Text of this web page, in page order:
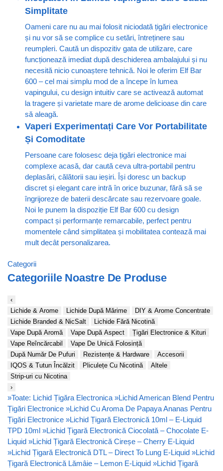
Simplitate
Oameni care nu au mai folosit niciodată țigări electronice
și nu vor să se complice cu setări, întreținere sau
reumpleri. Caută un dispozitiv gata de utilizare, care
funcționează imediat după deschiderea ambalajului și nu
necesită nicio cunoaștere tehnică. Noi le oferim Elf Bar
600 – cel mai simplu mod de a începe în lumea
vapingului, cu design intuitiv care se activează automat
la tragere și varietate mare de arome delicioase din care
să aleagă.
Vaperi Experimentați Care Vor Portabilitate
Și Comoditate
Persoane care folosesc deja țigări electronice mai
complexe acasă, dar caută ceva ultra-portabil pentru
deplasări, călătorii sau ieșiri. Își doresc un backup
discret și elegant care intră în orice buzunar, fără să se
îngrijoreze de baterii descărcate sau rezervoare goale.
Noi le punem la dispoziție Elf Bar 600 cu design
compact și performanțe remarcabile, perfect pentru
momentele când simplitatea și mobilitatea contează mai
mult decât personalizarea.
Categorii
Categoriile Noastre De Produse
‹
Lichide & Arome
Lichide După Mărime
DIY & Arome Concentrate
Lichide Branded & NicSalt
Lichide Fără Nicotină
Vape După Aromă
Vape După Aspect
Țigări Electronice & Kituri
Vape Reîncărcabil
Vape De Unică Folosință
După Număr De Pufuri
Rezistențe & Hardware
Accesorii
IQOS & Tutun Încălzit
Pliculețe Cu Nicotină
Altele
Strip-uri cu Nicotina
›
»Toate: Lichid Țigăra Electronica »Lichid American Blend Pentru
Țigări Electronice »Lichid Cu Aroma De Papaya Ananas Pentru
Țigări Electronice »Lichid Țigară Electronică 10ml – E-Liquid
TPD 10ml »Lichid Țigară Electronică Ciocolată – Chocolate E-
Liquid »Lichid Țigară Electronică Cireșe – Cherry E-Liquid
»Lichid Țigară Electronică DTL – Direct To Lung E-Liquid »Lichid
Țigară Electronică Lămâie – Lemon E-Liquid »Lichid Țigară